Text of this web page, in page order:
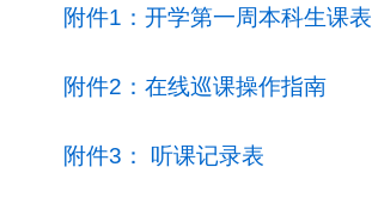
附件1：开学第一周本科生课表
附件2：在线巡课操作指南
附件3： 听课记录表